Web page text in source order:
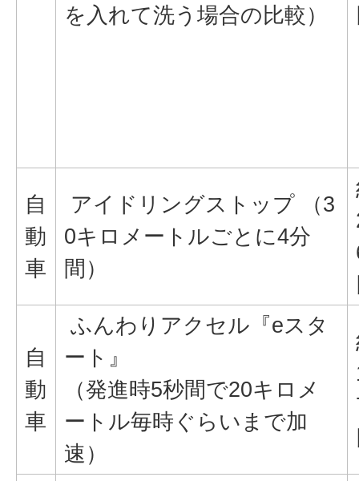
を入れて洗う場合の比較）
自
動
車
アイドリングストップ （3
0キロメートルごとに4分
間）
自
動
車
ふんわりアクセル『eスタ
ート』
（発進時5秒間で20キロメ
ートル毎時ぐらいまで加
速）